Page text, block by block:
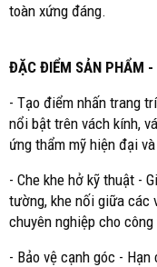
toàn xứng đáng.
ĐẶC ĐIỂM SẢN PHẨM -
- Tạo điểm nhấn trang
nổi bật trên vách kính,
ứng thẩm mỹ hiện đại
- Che khe hở kỹ thuật -
tường, khe nối giữa các
chuyên nghiệp cho
- Bảo vệ cạnh góc -